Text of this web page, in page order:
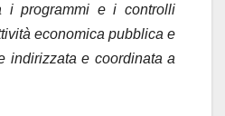
i programmi e i controlli
economica pubblica e
indirizzata e coordinata a